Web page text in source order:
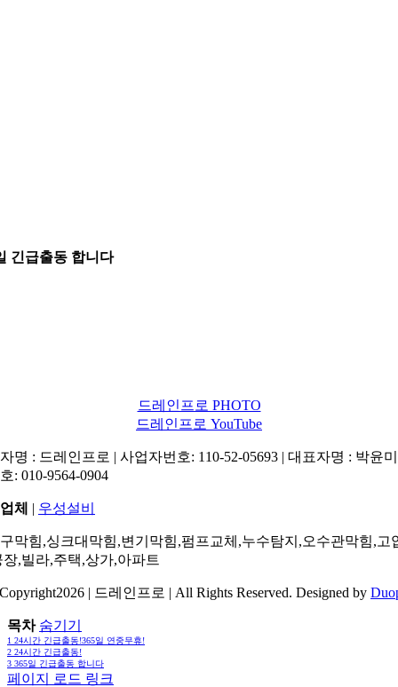
긴급출동 합니다
드레인프로 PHOTO
드레인프로 YouTube
명 : 드레인프로 | 사업자번호: 110-52-05693 | 대표자명 : 박윤
: 010-9564-0904
체 | 우성설비
막힘,싱크대막힘,변기막힘,펌프교체,누수탐지,오수관막힘,고
장,빌라,주택,상가,아파트
| 드레인프로 | All Rights Reserved. Designed by
목차 숨기기
1 24시간 긴급출동!365일 연중무휴!
2 24시간 긴급출동!
3 365일 긴급출동 합니다
페이지 로드 링크